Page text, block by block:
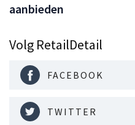
aanbieden
Volg RetailDetail
FACEBOOK
TWITTER